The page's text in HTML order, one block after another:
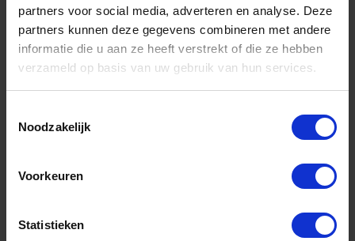
partners voor social media, adverteren en analyse. Deze
partners kunnen deze gegevens combineren met andere
informatie die u aan ze heeft verstrekt of die ze hebben
verzameld op basis van uw gebruik van hun services.
Noodzakelijk
Voorkeuren
Statistieken
Artikelnummer merk: 012570210
€ 54,45 incl. BTW
Prijs per 1 Set